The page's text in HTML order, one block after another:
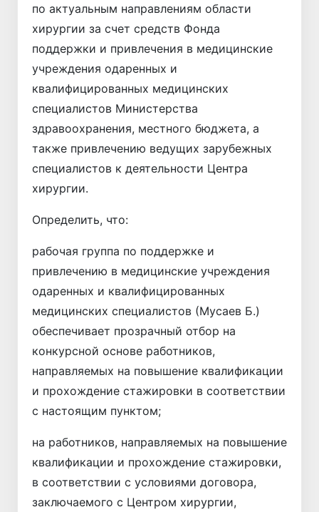
по актуальным направлениям области
хирургии за счет средств Фонда
поддержки и привлечения в медицинские
учреждения одаренных и
квалифицированных медицинских
специалистов Министерства
здравоохранения, местного бюджета, а
также привлечению ведущих зарубежных
специалистов к деятельности Центра
хирургии.
Определить, что:
рабочая группа по поддержке и
привлечению в медицинские учреждения
одаренных и квалифицированных
медицинских специалистов (Мусаев Б.)
обеспечивает прозрачный отбор на
конкурсной основе работников,
направляемых на повышение квалификации
и прохождение стажировки в соответствии
с настоящим пунктом;
на работников, направляемых на повышение
квалификации и прохождение стажировки,
в соответствии с условиями договора,
заключаемого с Центром хирургии,